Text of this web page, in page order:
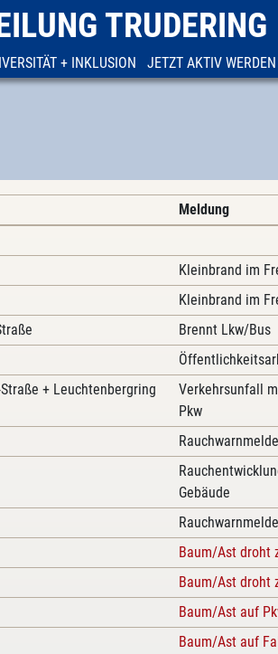
TRUDERING
+ INKLUSION JETZT AKTIV WERDEN
Meldung
Kleinbrand im
Kleinbrand im
Brennt Lkw/Bus
+ Leuchtenbergring
Verkehrsunfall
Pkw
Gebäude
Baum/Ast droht
Baum/Ast droht
Baum/Ast auf
Baum/Ast auf